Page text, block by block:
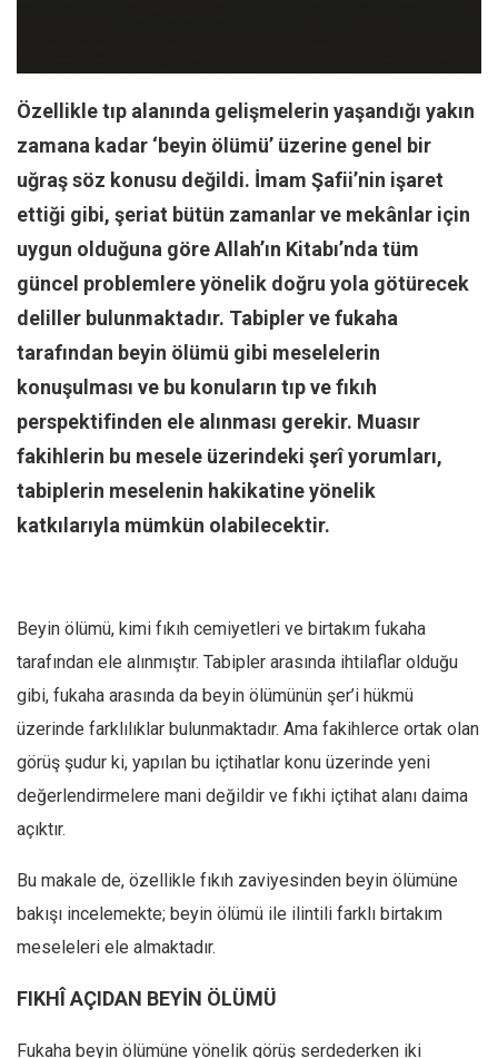
Editörden
Kemal Özer
Mahmut Toptaş
Yvonne Ridley
Barış Tarımcıoğlu
Ömer Kayani
Yusuf Armağan
Hasanali Yıldırım
Leyla Şerif Emin
Selçuk Türkyılmaz
Mehmet Ali Tekin
» Yazar arşivi
Bu Sayı
Tüm Sayılar
Kategoriler
Kültür Sanat
Kitap
Karisi kitap sualleri
7 soruda bu hafta
Özellikle tıp alanında gelişmelerin yaşandığı yakın
zamana kadar ‘beyin ölümü’ üzerine genel bir
uğraş söz konusu değildi. İmam Şafii’nin işaret
ettiği gibi, şeriat bütün zamanlar ve mekânlar için
uygun olduğuna göre Allah’ın Kitabı’nda tüm
güncel problemlere yönelik doğru yola götürecek
deliller bulunmaktadır. Tabipler ve fukaha
tarafından beyin ölümü gibi meselelerin
konuşulması ve bu konuların tıp ve fıkıh
perspektifinden ele alınması gerekir. Muasır
fakihlerin bu mesele üzerindeki şerî yorumları,
tabiplerin meselenin hakikatine yönelik
katkılarıyla mümkün olabilecektir.
Beyin ölümü, kimi fıkıh cemiyetleri ve birtakım fukaha
tarafından ele alınmıştır. Tabipler arasında ihtilaflar olduğu
gibi, fukaha arasında da beyin ölümünün şer’i hükmü
üzerinde farklılıklar bulunmaktadır. Ama fakihlerce ortak olan
görüş şudur ki, yapılan bu içtihatlar konu üzerinde yeni
değerlendirmelere mani değildir ve fıkhi içtihat alanı daima
açıktır.
Bu makale de, özellikle fıkıh zaviyesinden beyin ölümüne
bakışı incelemekte; beyin ölümü ile ilintili farklı birtakım
meseleleri ele almaktadır.
FIKHÎ AÇIDAN BEYİN ÖLÜMÜ
Fukaha beyin ölümüne yönelik görüş serdederken iki